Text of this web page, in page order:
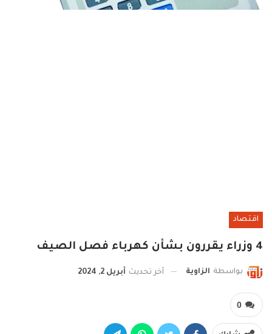
اقتصاد
4 وزراء يقررون بشأن كهرباء فصل الصيف
بواسطة الزاوية آخر تحديث أبريل 2, 2024
0